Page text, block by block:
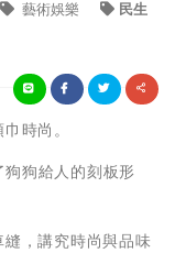
藝術娛樂 民生
時尚。
狗給人的刻板形
，講究時尚與品味